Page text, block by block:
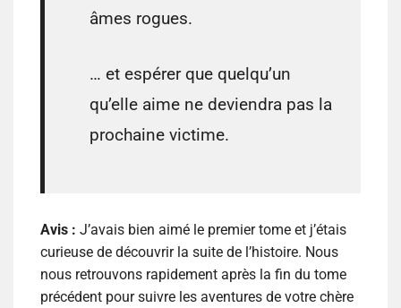
âmes rogues.
… et espérer que quelqu’un
qu’elle aime ne deviendra pas la
prochaine victime.
Avis : J’avais bien aimé le premier tome et j’étais
curieuse de découvrir la suite de l’histoire. Nous
nous retrouvons rapidement après la fin du tome
précédent pour suivre les aventures de votre chère